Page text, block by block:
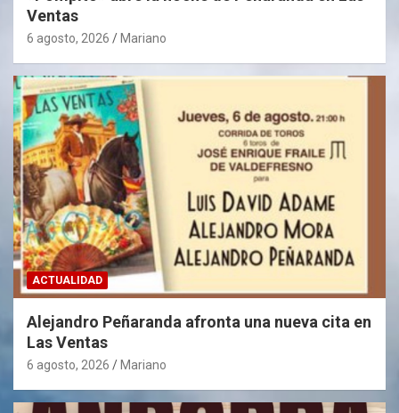
Ventas
6 agosto, 2026 Mariano
ACTUALIDAD
Alejandro Peñaranda afronta una nueva cita en
Las Ventas
6 agosto, 2026 Mariano